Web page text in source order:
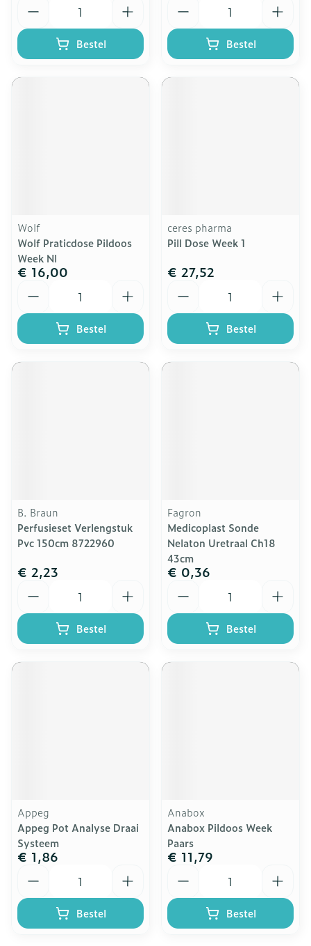
Bestel Bestel
Wolf
Wolf Praticdose Pildoos
Week Nl
€ 16,00
Bestel
ceres pharma
Pill Dose Week 1
€ 27,52
Bestel
B. Braun
Perfusieset Verlengstuk
Pvc 150cm 8722960
€ 2,23
Bestel
Fagron
Medicoplast Sonde
Nelaton Uretraal Ch18
43cm
€ 0,36
Bestel
Appeg
Appeg Pot Analyse Draai
Systeem
€ 1,86
Bestel
Anabox
Anabox Pildoos Week
Paars
€ 11,79
Bestel